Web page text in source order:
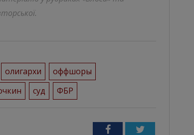
олигархи
оффшоры
суд ФБР
FacebookTwitter